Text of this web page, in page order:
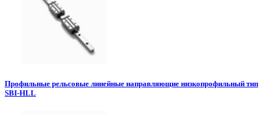
Профильные рельсовые линейные направляющие низкопрофильный тип
SBI-HLL